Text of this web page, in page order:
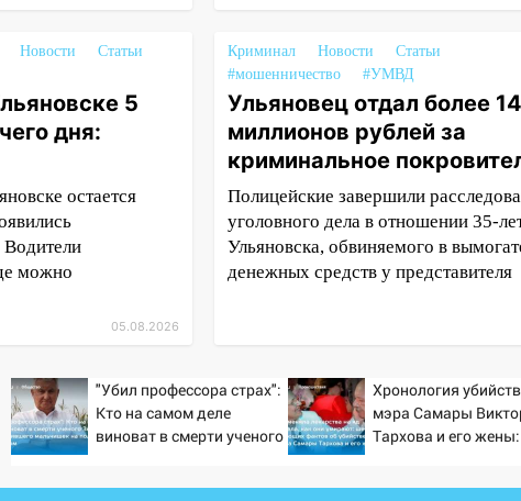
районе
четверг
помогли
Новости
Статьи
5
дня:
остается
можно
05.08.2026
Криминал Новости
Статьи
#мошенничество
#УМВД
Ульяновец отдал более 14
миллионов рублей за
криминальное
Полицейские завершили
уголовного дела в отношении 35-
Ульяновска, обвиняемого в
денежных средств у представителя
"Убил профессора страх":
Кто на самом деле
виноват в смерти ученого
Хронология
мэра Самары
Тархова и его жены: